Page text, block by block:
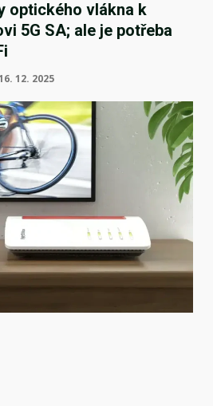
optického vlákna k
5G SA; ale je potřeba
12. 2025